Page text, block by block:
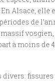
Alsace, elle
de
vosgien,
à moins de
divers: fissures